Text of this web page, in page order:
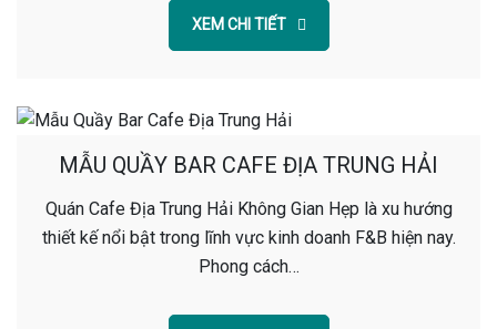
XEM CHI TIẾT
MẪU QUẦY BAR CAFE ĐỊA TRUNG HẢI
Quán Cafe Địa Trung Hải Không Gian Hẹp là xu hướng
thiết kế nổi bật trong lĩnh vực kinh doanh F&B hiện nay.
Phong cách…